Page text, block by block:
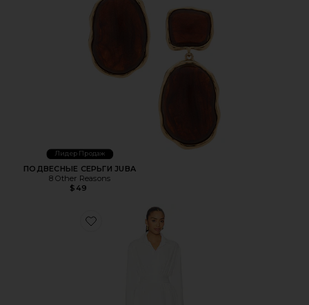
Лидер Продаж
ПОДВЕСНЫЕ СЕРЬГИ JUBA
8 Other Reasons
$49
Favorite ПЛАТЬЕ LAILA